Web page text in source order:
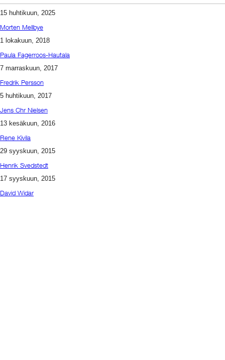
15 huhtikuun, 2025
Morten Mellbye
1 lokakuun, 2018
Paula Fagerroos-Hautala
7 marraskuun, 2017
Fredrik Persson
5 huhtikuun, 2017
Jens Chr Nielsen
13 kesäkuun, 2016
Rene Kivila
29 syyskuun, 2015
Henrik Svedstedt
17 syyskuun, 2015
David Widar